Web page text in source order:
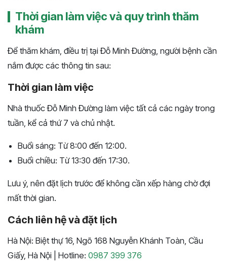
Thời gian làm việc và quy trình thăm
khám
Để thăm khám, điều trị tại Đỗ Minh Đường, người bệnh cần
nắm được các thông tin sau:
Thời gian làm việc
Nhà thuốc Đỗ Minh Đường làm việc tất cả các ngày trong
tuần, kể cả thứ 7 và chủ nhật.
Buổi sáng: Từ 8:00 đến 12:00.
Buổi chiều: Từ 13:30 đến 17:30.
Lưu ý, nên đặt lịch trước để không cần xếp hàng chờ đợi
mất thời gian.
Cách liên hệ và đặt lịch
Hà Nội: Biệt thự 16, Ngõ 168 Nguyễn Khánh Toàn, Cầu
Giấy, Hà Nội | Hotline: 0987 399 376